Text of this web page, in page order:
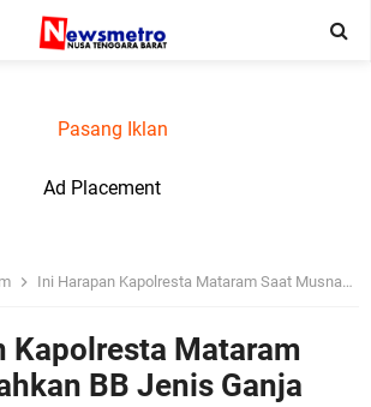
Pasang Iklan
Ad Placement
Ini Harapan Kapolresta Mataram Saat Musnahkan BB Jenis Ganja
Kapolresta Mataram
BB Jenis Ganja